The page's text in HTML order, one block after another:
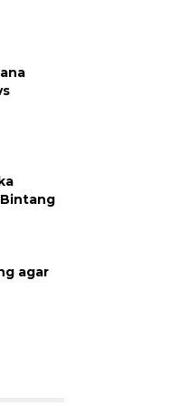
agar